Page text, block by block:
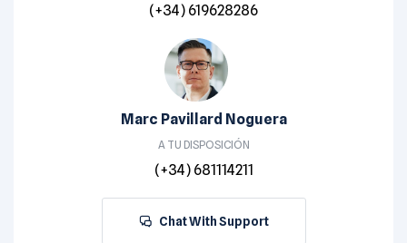
(+34) 619628286
Marc Pavillard Noguera
A TU DISPOSICIÓN
(+34) 681114211
Chat With Support